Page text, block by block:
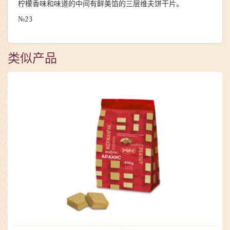
柠檬香味和味道的中间有鲜美馅的三层维夫饼干片。
№23
类似产品